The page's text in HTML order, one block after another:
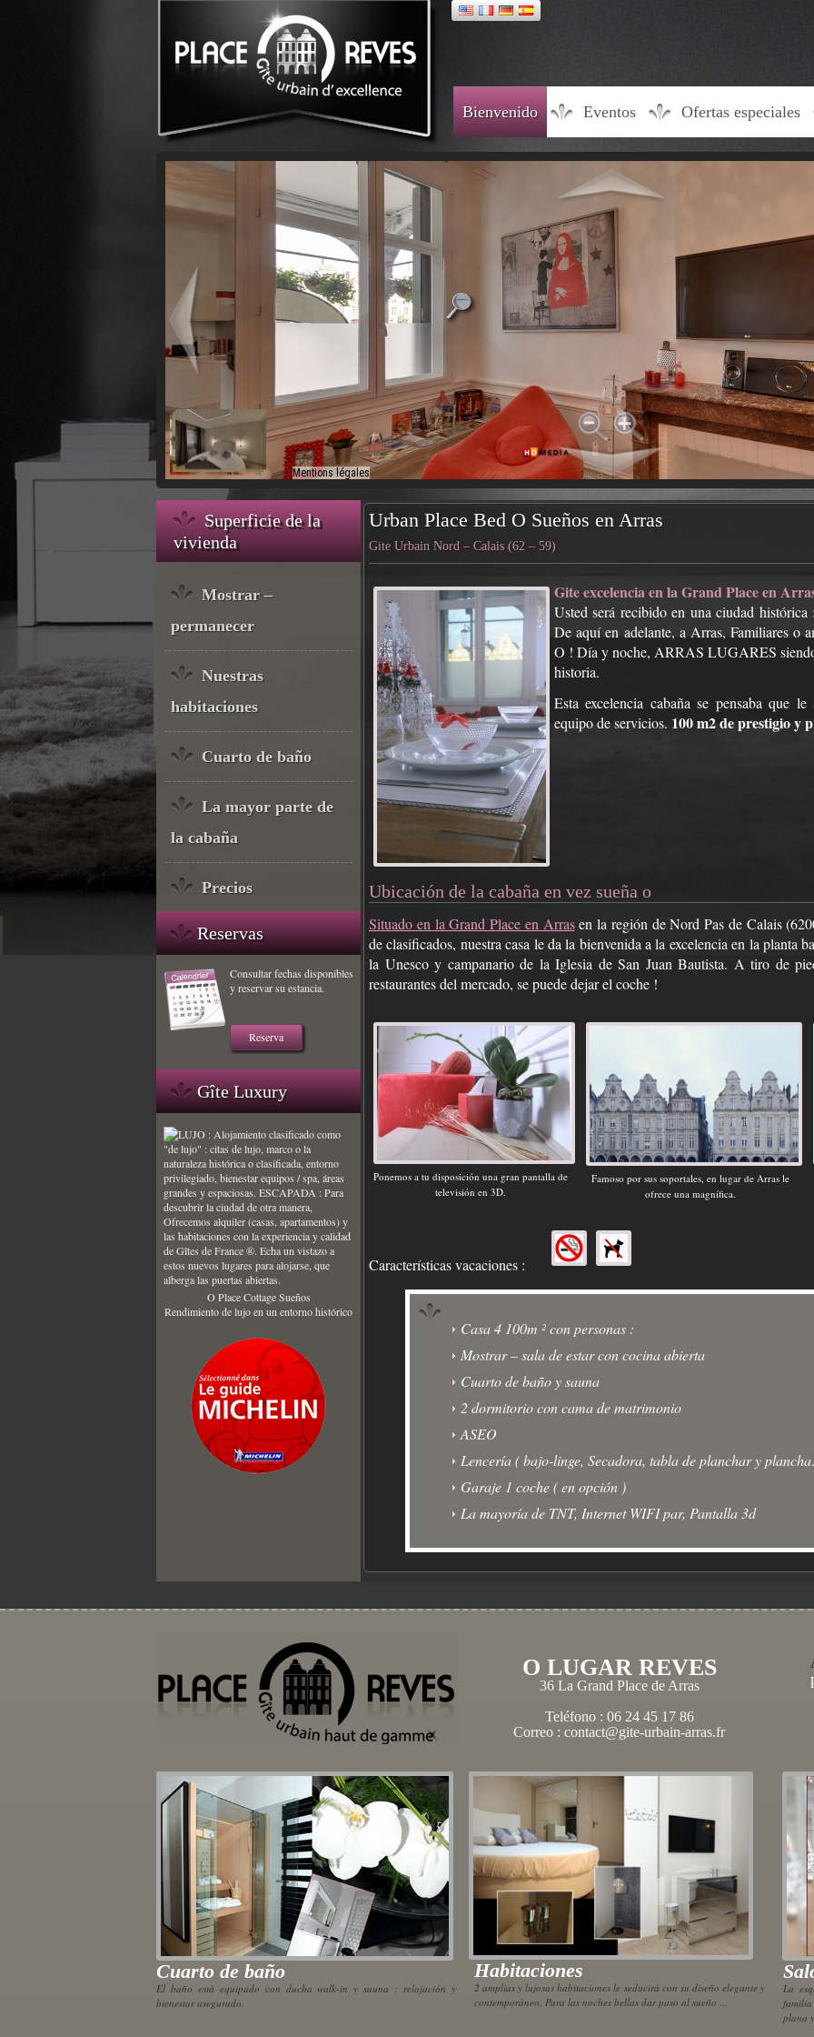
Bienvenido Eventos Ofertas especiales
Superficie de la
vivienda
Mostrar –
permanecer
Nuestras
habitaciones
Cuarto de baño
La mayor parte de
la cabaña
Precios
Reservas
Consultar fechas disponibles
y reservar su estancia.
Reserva
Gîte Luxury
O Place Cottage Sueños
Rendimiento de lujo en un entorno histórico
Urban Place Bed O Sueños en Arras
Gite Urbain Nord – Calais (62 – 59)
Gite excelencia en la Grand Place en
Usted será recibido en una ciudad
De aquí en adelante, a Arras, Familiares
O ! Día y noche, ARRAS LUGARES
historia.
Esta excelencia cabaña se pensaba que
equipo de servicios. 100 m2 de prestigio y
Ubicación de la cabaña en vez sueña o
Situado en la Grand Place en Arrasen la región de Nord Pas de Calais
de clasificados, nuestra casa le da la bienvenida a la excelencia en la planta
la Unesco y campanario de la Iglesia de San Juan Bautista. A tiro de
restaurantes del mercado, se puede dejar el coche !
Ponemos a tu disposición una gran pantalla de
televisión en 3D.
Famoso por sus soportales, en lugar de Arras le
ofrece una magnífica.
Características vacaciones :
Casa 4 100m ² con personas :
Mostrar – sala de estar con cocina abierta
Cuarto de baño y sauna
2 dormitorio con cama de matrimonio
ASEO
Lencería ( bajo-linge, Secadora, tabla de planchar y
Garaje 1 coche ( en opción )
La mayoría de TNT, Internet WIFI par, Pantalla 3d
O LUGAR REVES
36 La Grand Place de Arras
Teléfono : 06 24 45 17 86
Correo : contact@gite-urbain-arras.fr
Cuarto de baño
El baño está equipado con ducha walk-in y sauna : relajación y
bienestar asegurado.
Habitaciones
2 amplias y lujosas habitaciones le seducirá con su diseño elegante y
contemporáneo. Para las noches bellas dar paso al sueño ...
La
plana